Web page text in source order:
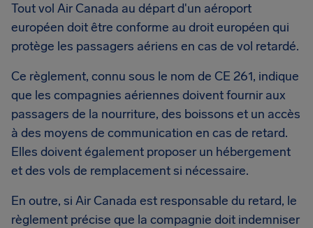
Tout vol Air Canada au départ d'un aéroport
européen doit être conforme au droit européen qui
protège les passagers aériens en cas de vol retardé.
Ce règlement, connu sous le nom de CE 261, indique
que les compagnies aériennes doivent fournir aux
passagers de la nourriture, des boissons et un accès
à des moyens de communication en cas de retard.
Elles doivent également proposer un hébergement
et des vols de remplacement si nécessaire.
En outre, si Air Canada est responsable du retard, le
règlement précise que la compagnie doit indemniser